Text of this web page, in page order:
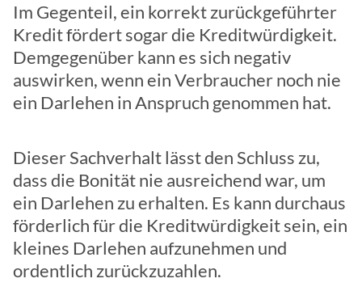
Im Gegenteil, ein korrekt zurückgeführter
Kredit fördert sogar die Kreditwürdigkeit.
Demgegenüber kann es sich negativ
auswirken, wenn ein Verbraucher noch nie
ein Darlehen in Anspruch genommen hat.
Dieser Sachverhalt lässt den Schluss zu,
dass die Bonität nie ausreichend war, um
ein Darlehen zu erhalten. Es kann durchaus
förderlich für die Kreditwürdigkeit sein, ein
kleines Darlehen aufzunehmen und
ordentlich zurückzuzahlen.